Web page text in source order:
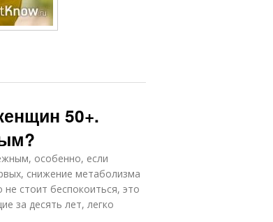
50+.
особенно, если
снижение метаболизма
стоит беспокоиться, это
за десять лет, легко